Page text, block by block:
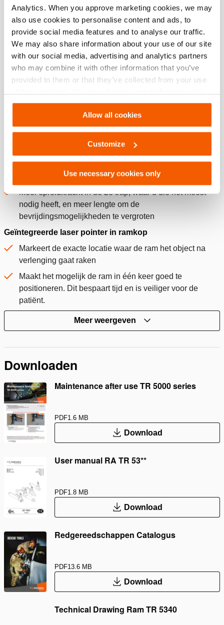
Analytics. When you approve marketing cookies, we may
also use cookies to personalise content and ads, to
provide social media features and to analyse our traffic.
We may also share information about your use of our site
with our social media, advertising and analytics partners
who may combine it with other information that you’ve
provided to them or that they’ve collected from your use
Settings. See ourcookiestatement.
Allow all cookies
Customize
Use necessary cookies only
Technical Drawing Ram TR 5340
JPG220.3 KB
Download
Functies
Gereduceerd gewicht
componenten en slim design. Makkelijk draagbaar en
hanteerbaar, vermindert fysieke belasting.
Verbeterde prestatie
Meer spreidkracht in de 2e trap, waar u die het meest
nodig heeft, en meer lengte om de
bevrijdingsmogelijkheden te vergroten
Geïntegreerde laser pointer in ramkop
Markeert de exacte locatie waar de ram het object na
verlenging gaat raken
Maakt het mogelijk de ram in één keer goed te
positioneren. Dit bespaart tijd en is veiliger voor de
patiënt.
Meer weergeven
Downloaden
Maintenance after use TR 5000 series
PDF1.6 MB
Download
User manual RA TR 53**
PDF1.8 MB
Download
Redgereedschappen Catalogus
PDF13.6 MB
Download
Technical Drawing Ram TR 5340